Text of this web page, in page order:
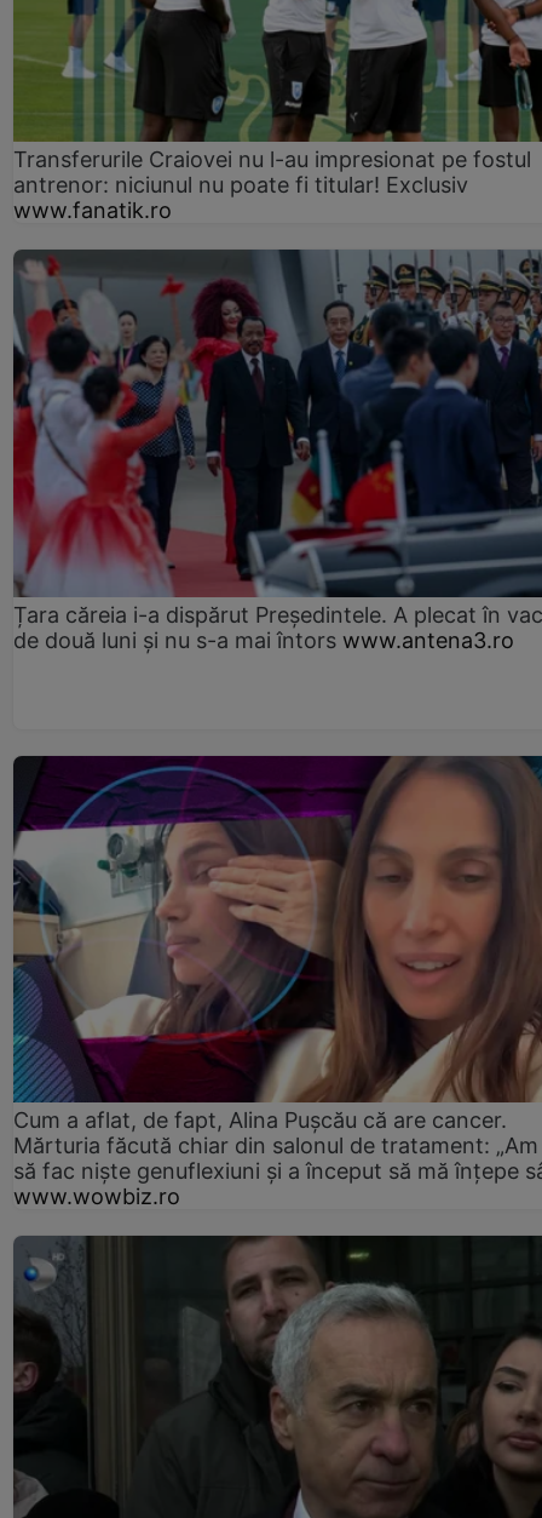
Transferurile Craiovei nu l-au impresionat pe fostul
antrenor: niciunul nu poate fi titular! Exclusiv
www.fanatik.ro
Țara căreia i-a dispărut Președintele. A plecat în
de două luni și nu s-a mai întors www.antena3.ro
Cum a aflat, de fapt, Alina Pușcău că are cancer.
Mărturia făcută chiar din salonul de tratament:
să fac niște genuflexiuni și a început să mă înțepe
www.wowbiz.ro